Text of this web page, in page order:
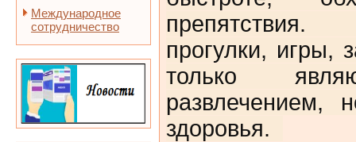
Международное
сотрудничество
прогулки, игры,
только
развлечением,
здоровья.